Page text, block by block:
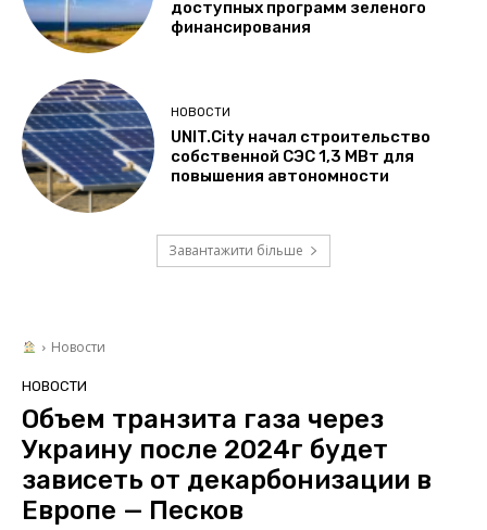
доступных программ зеленого
финансирования
НОВОСТИ
UNIT.City начал строительство
собственной СЭС 1,3 МВт для
повышения автономности
Завантажити більше